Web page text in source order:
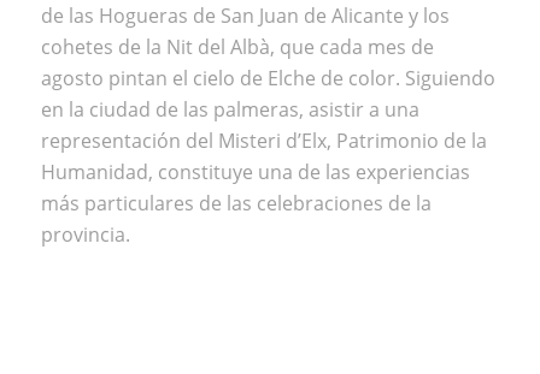
de las Hogueras de San Juan de Alicante​ y los
cohetes de la Nit del Albà​, que cada mes de
agosto pintan el cielo de Elche de color. Siguiendo
en la ciudad de las palmeras, asistir a una
representación del Misteri d’Elx​, Patrimonio de la
Humanidad, constituye una de las experiencias
más particulares de las celebraciones de la
provincia.